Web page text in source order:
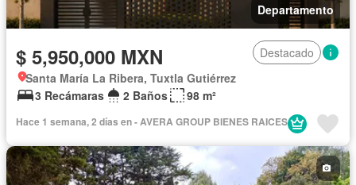
Departamento
$ 5,950,000 MXN
Destacado
Santa María La Ribera, Tuxtla Gutiérrez
3 Recámaras
2 Baños 98 m²
Hace 1 semana, 2 días en - AVERA GROUP BIENES RAICES